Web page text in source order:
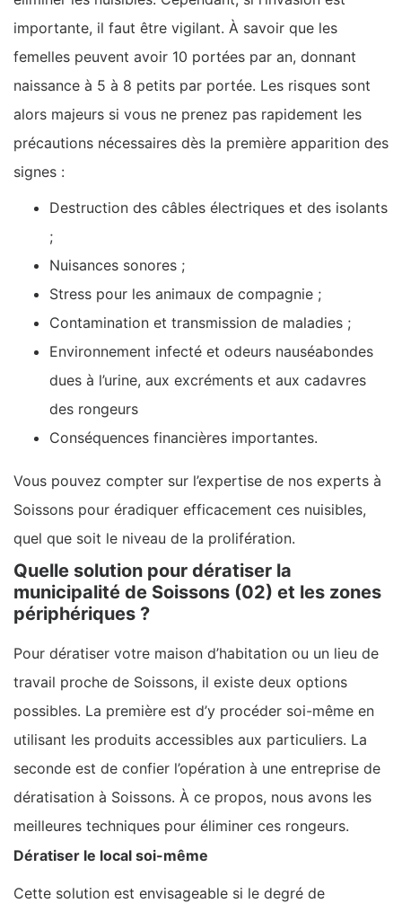
importante, il faut être vigilant. À savoir que les
femelles peuvent avoir 10 portées par an, donnant
naissance à 5 à 8 petits par portée. Les risques sont
alors majeurs si vous ne prenez pas rapidement les
précautions nécessaires dès la première apparition des
signes :
Destruction des câbles électriques et des isolants
;
Nuisances sonores ;
Stress pour les animaux de compagnie ;
Contamination et transmission de maladies ;
Environnement infecté et odeurs nauséabondes
dues à l’urine, aux excréments et aux cadavres
des rongeurs
Conséquences financières importantes.
Vous pouvez compter sur l’expertise de nos experts à
Soissons pour éradiquer efficacement ces nuisibles,
quel que soit le niveau de la prolifération.
Quelle solution pour dératiser la
municipalité de Soissons (02) et les zones
périphériques ?
Pour dératiser votre maison d’habitation ou un lieu de
travail proche de Soissons, il existe deux options
possibles. La première est d’y procéder soi-même en
utilisant les produits accessibles aux particuliers. La
seconde est de confier l’opération à une entreprise de
dératisation à Soissons. À ce propos, nous avons les
meilleures techniques pour éliminer ces rongeurs.
Dératiser le local soi-même
Cette solution est envisageable si le degré de